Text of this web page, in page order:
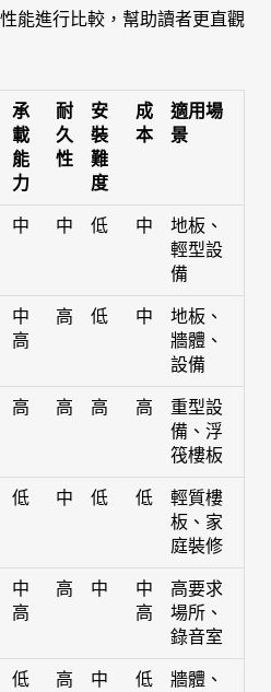
能進行比較，幫助讀者更直觀
承
載
能
力
耐
久
性
安
裝
難
度
成
本
適用場
景
中 中 低 中
地板、
輕型設
備
中
高
高 低 中
地板、
牆體、
設備
高 高 高 高
重型設
備、浮
筏樓板
低 中 低 低
輕質樓
板、家
庭裝修
中
高
高 中
中
高
高要求
場所、
錄音室
低 高 中 低 牆體、